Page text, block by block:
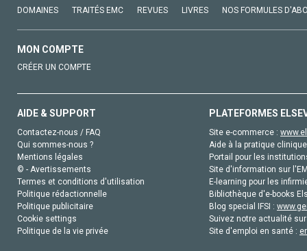
DOMAINES TRAITÉS EMC REVUES LIVRES NOS FORMULES
MON COMPTE
CRÉER UN COMPTE
AIDE & SUPPORT
Contactez-nous / FAQ
Qui sommes-nous ?
Mentions légales
© - Avertissements
Termes et conditions d'utilisation
Politique rédactionnelle
Politique publicitaire
Cookie settings
Politique de la vie privée
PLATEFORMES
Site e-commerce :
Aide à la pratique
Portail pour les
Site d'information sur
E-learning pour les
Bibliothèque d'e-books
Blog special IFSI :
Suivez notre actualité
Site d'emploi en santé :